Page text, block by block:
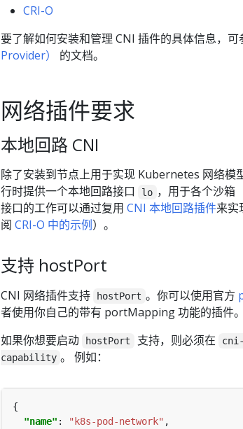
CRI-O
要了解如何安装和管理 CNI 插件的具体信息，
Provider）
的文档。
网络插件要求
本地回路 CNI
除了安装到节点上用于实现 Kubernetes 网络
行时提供一个本地回路接口
lo ，用于各个沙箱
接口的工作可以通过复用 CNI 本地回路插件来实
阅 CRI-O 中的示例）。
支持 hostPort
CNI 网络插件支持 hostPort 。你可以使用官方
者使用你自己的带有 portMapping 功能的插件。
如果你想要启动
hostPort 支持，则必须在
capability 。 例如：
"name" : "k8s-pod-network"